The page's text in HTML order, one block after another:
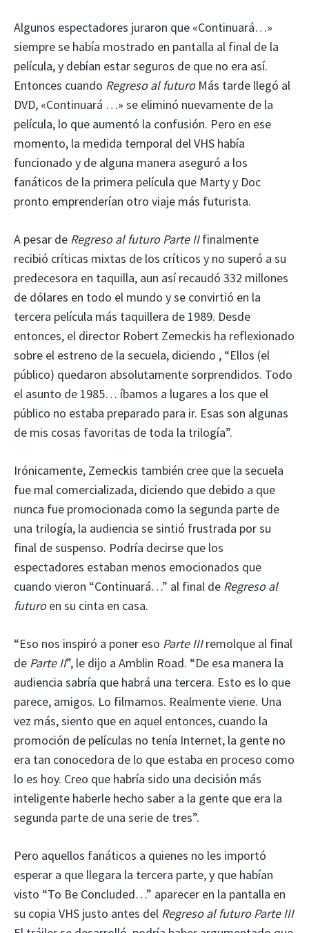
Algunos espectadores juraron que «Continuará…»
siempre se había mostrado en pantalla al final de la
película, y debían estar seguros de que no era así.
Entonces cuando Regreso al futuroMás tarde llegó al
DVD, «Continuará …» se eliminó nuevamente de la
película, lo que aumentó la confusión. Pero en ese
momento, la medida temporal del VHS había
funcionado y de alguna manera aseguró a los
fanáticos de la primera película que Marty y Doc
pronto emprenderían otro viaje más futurista.
A pesar de Regreso al futuro Parte IIfinalmente
recibió críticas mixtas de los críticos y no superó a su
predecesora en taquilla, aun así recaudó 332 millones
de dólares en todo el mundo y se convirtió en la
tercera película más taquillera de 1989. Desde
entonces, el director Robert Zemeckis ha reflexionado
sobre el estreno de la secuela, diciendo , “Ellos (el
público) quedaron absolutamente sorprendidos. Todo
el asunto de 1985… íbamos a lugares a los que el
público no estaba preparado para ir. Esas son algunas
de mis cosas favoritas de toda la trilogía”.
Irónicamente, Zemeckis también cree que la secuela
fue mal comercializada, diciendo que debido a que
nunca fue promocionada como la segunda parte de
una trilogía, la audiencia se sintió frustrada por su
final de suspenso. Podría decirse que los
espectadores estaban menos emocionados que
cuando vieron “Continuará…” al final de Regreso al
futuroen su cinta en casa.
“Eso nos inspiró a poner eso Parte IIIremolque al final
de Parte II”, le dijo a Amblin Road. “De esa manera la
audiencia sabría que habrá una tercera. Esto es lo que
parece, amigos. Lo filmamos. Realmente viene. Una
vez más, siento que en aquel entonces, cuando la
promoción de películas no tenía Internet, la gente no
era tan conocedora de lo que estaba en proceso como
lo es hoy. Creo que habría sido una decisión más
inteligente haberle hecho saber a la gente que era la
segunda parte de una serie de tres”.
Pero aquellos fanáticos a quienes no les importó
esperar a que llegara la tercera parte, y que habían
visto “To Be Concluded…” aparecer en la pantalla en
su copia VHS justo antes del Regreso al futuro Parte III